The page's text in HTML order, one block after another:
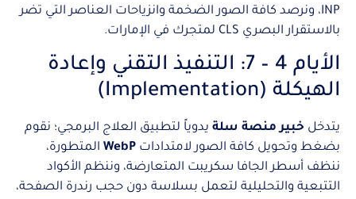
INP، ونرصد كافة الصور الضخمة وانزياحات العناصر التي تضر
بالاستقرار البصري CLS لمتجرك في الإمارات.
الأيام 4 – 7: التنفيذ التقني وإعادة
الهيكلة (Implementation)
يتدخل خبير منصة سلة يدوياً لتطبيق العلاج البرمجي؛ نقوم
بضغط وتحويل كافة الصور لامتدادات WebP المتطورة،
ننظف أسطر الجافا سكريبت المتعارضة، وننظم الأكواد
التتبعية والتحليلية لتعمل بسلاسة دون حجب رندرة الصفحة،